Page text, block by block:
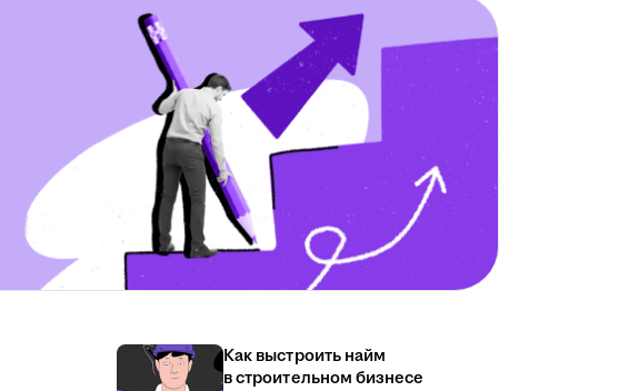
Как выстроить найм
в строительном бизнесе